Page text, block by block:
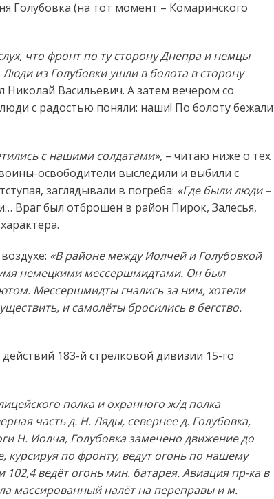
Голубовка (на тот момент – Комаринского
что фронт по ту сторону Днепра и немцы
из Голубовки ушли в болота в сторону
Николай Васильевич. А затем вечером со
с радостью поняли: наши! По болоту бежали
с нашими солдатами», – читаю ниже о тех
освободители выследили и выбили с
заглядывали в погреба: «Где были люди –
Враг был отброшен в район Пирок, Залесья,
«В районе между Иолчей и Голубовкой
немецкими мессершмидтами. Он был
Мессершмидты гнались за ним, хотели
и самолёты бросились в бегство.
183-й стрелковой дивизии 15-го
полка и охранного ж/д полка
часть д. Н. Ляды, севернее д. Голубовка,
Н. Иолча, Голубовка замечено движение до
курсируя по фронту, ведут огонь по нашему
ведёт огонь мин. батарея. Авиация пр-ка в
массированный налёт на переправы и м.